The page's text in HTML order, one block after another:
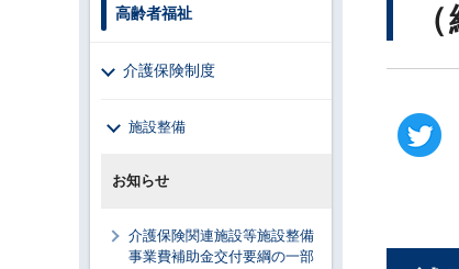
高齢者福祉
介護保険制度
施設整備
お知らせ
介護保険関連施設等施設整備
事業費補助金交付要綱の一部